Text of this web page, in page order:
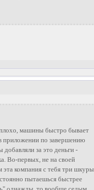
машины быстро бывает
приложении по завершению
за это деньги -
Во-первых, не на своей
компания с тебя три шкуры
пытаешься быстрее